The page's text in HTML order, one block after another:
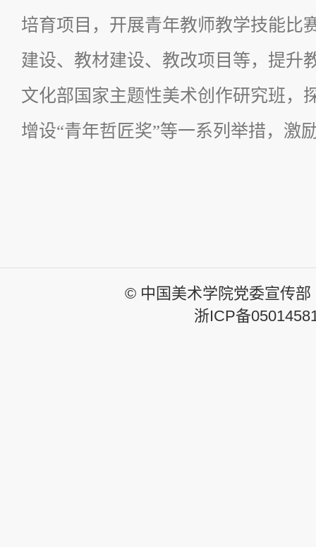
培育项目，开展青年教师教学技能比
建设、教材建设、教改项目等，提升
文化部国家主题性美术创作研究班，
增设“青年哲匠奖”等一系列举措，激
© 中国美术学院党委宣传
浙ICP备